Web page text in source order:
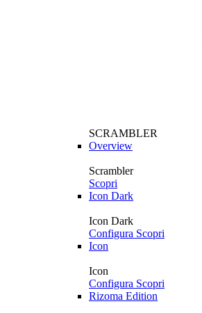
SCRAMBLER
Overview
Scrambler
Scopri
Icon Dark
Icon Dark
Configura Scopri
Icon
Icon
Configura Scopri
Rizoma Edition